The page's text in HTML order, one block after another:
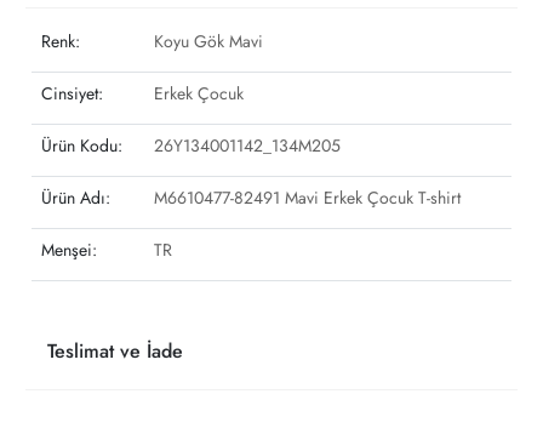
Renk: Koyu Gök Mavi
Cinsiyet: Erkek Çocuk
Ürün Kodu: 26Y134001142_134M205
Ürün Adı: M6610477-82491 Mavi Erkek Çocuk T-shirt
Menşei: TR
Teslimat ve İade